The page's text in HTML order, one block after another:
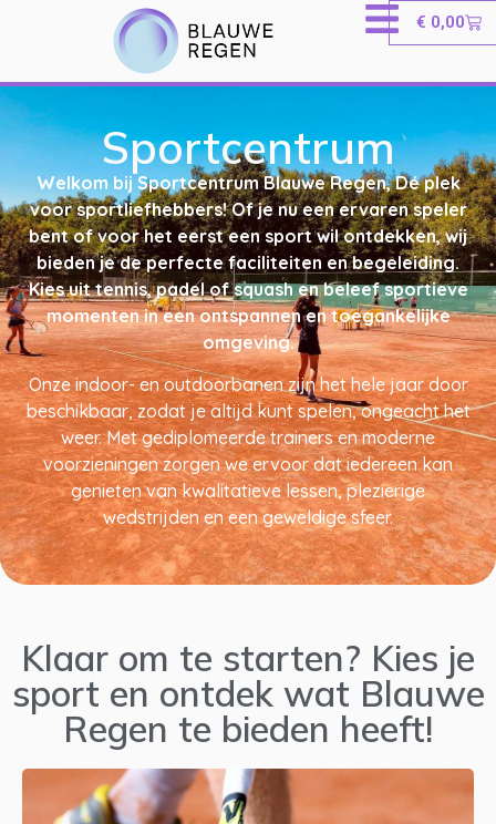
€ 0,00
Sportcentrum
Welkom bij Sportcentrum Blauwe Regen, Dé plek
voor sportliefhebbers! Of je nu een ervaren speler
bent of voor het eerst een sport wil ontdekken, wij
bieden je de perfecte faciliteiten en begeleiding.
Kies uit tennis, padel of squash en beleef sportieve
momenten in een ontspannen en toegankelijke
omgeving.
Onze indoor- en outdoorbanen zijn het hele jaar door
beschikbaar, zodat je altijd kunt spelen, ongeacht het
weer. Met gediplomeerde trainers en moderne
voorzieningen zorgen we ervoor dat iedereen kan
genieten van kwalitatieve lessen, plezierige
wedstrijden en een geweldige sfeer.
Klaar om te starten? Kies je
sport en ontdek wat Blauwe
Regen te bieden heeft!